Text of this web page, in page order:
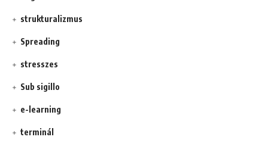
strukturalizmus
Spreading
stresszes
Sub sigillo
e-learning
terminál